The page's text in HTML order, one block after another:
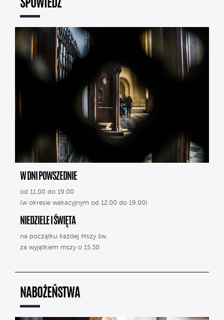
SPOWIEDŹ
W DNI POWSZEDNIE
od 11.00 do 19.00
(w okresie wakacyjnym od 12.00 do 19.00)
NIEDZIELE I ŚWIĘTA
na początku każdej Mszy św.
za wyjątkiem mszy o 15.30
NABOŻEŃSTWA